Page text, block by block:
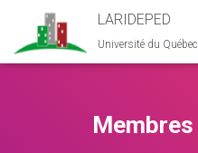
LARIDEPED
Université du
Membres